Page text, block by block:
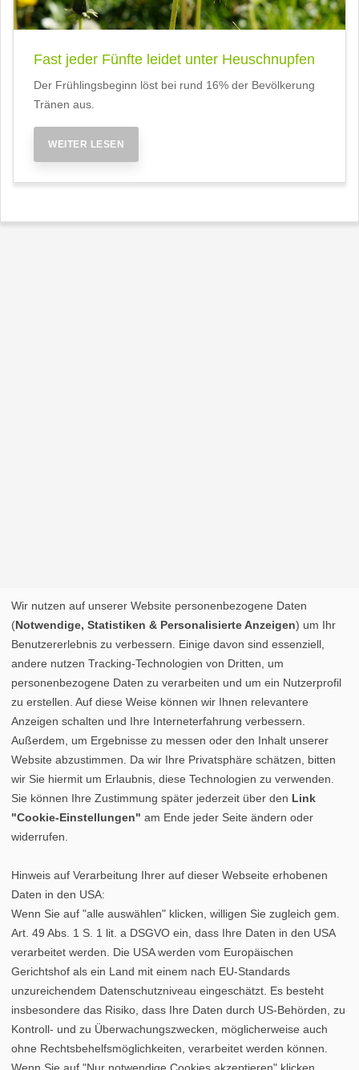
Fast jeder Fünfte leidet unter Heuschnupfen
Der Frühlingsbeginn löst bei rund 16% der Bevölkerung
Tränen aus.
WEITER LESEN
Datenschutz | Cookie-Einstellungen | Impressum
Wir nutzen auf unserer Website personenbezogene Daten
(Notwendige, Statistiken & Personalisierte Anzeigen) um Ihr
Benutzererlebnis zu verbessern. Einige davon sind essenziell,
andere nutzen Tracking-Technologien von Dritten, um
personenbezogene Daten zu verarbeiten und um ein Nutzerprofil
zu erstellen. Auf diese Weise können wir Ihnen relevantere
Anzeigen schalten und Ihre Interneterfahrung verbessern.
Außerdem, um Ergebnisse zu messen oder den Inhalt unserer
Website abzustimmen. Da wir Ihre Privatsphäre schätzen, bitten
wir Sie hiermit um Erlaubnis, diese Technologien zu verwenden.
Sie können Ihre Zustimmung später jederzeit über den Link
"Cookie-Einstellungen" am Ende jeder Seite ändern oder
widerrufen.
Hinweis auf Verarbeitung Ihrer auf dieser Webseite erhobenen
Daten in den USA:
Wenn Sie auf "alle auswählen" klicken, willigen Sie zugleich gem.
Art. 49 Abs. 1 S. 1 lit. a DSGVO ein, dass Ihre Daten in den USA
verarbeitet werden. Die USA werden vom Europäischen
Gerichtshof als ein Land mit einem nach EU-Standards
unzureichendem Datenschutzniveau eingeschätzt. Es besteht
insbesondere das Risiko, dass Ihre Daten durch US-Behörden, zu
Kontroll- und zu Überwachungszwecken, möglicherweise auch
ohne Rechtsbehelfsmöglichkeiten, verarbeitet werden können.